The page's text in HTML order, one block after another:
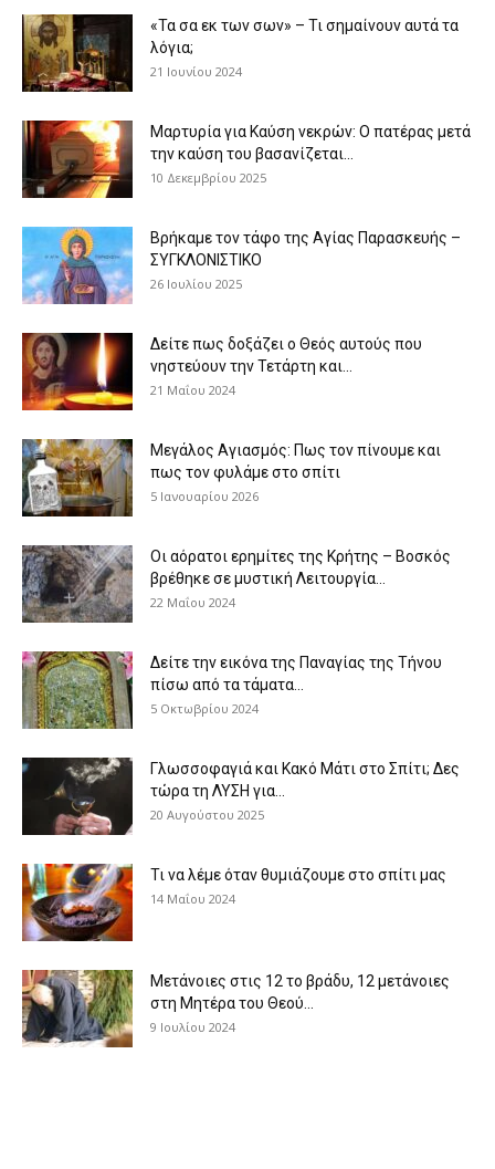
«Τα σα εκ των σων» – Τι σημαίνουν αυτά τα
λόγια;
21 Ιουνίου 2024
Μαρτυρία για Καύση νεκρών: Ο πατέρας μετά
την καύση του βασανίζεται...
10 Δεκεμβρίου 2025
Βρήκαμε τον τάφο της Αγίας Παρασκευής –
ΣΥΓΚΛΟΝΙΣΤΙΚΟ
26 Ιουλίου 2025
Δείτε πως δοξάζει ο Θεός αυτούς που
νηστεύουν την Τετάρτη και...
21 Μαΐου 2024
Μεγάλος Αγιασμός: Πως τον πίνουμε και
πως τον φυλάμε στο σπίτι
5 Ιανουαρίου 2026
Οι αόρατοι ερημίτες της Κρήτης – Βοσκός
βρέθηκε σε μυστική Λειτουργία...
22 Μαΐου 2024
Δείτε την εικόνα της Παναγίας της Τήνου
πίσω από τα τάματα...
5 Οκτωβρίου 2024
Γλωσσοφαγιά και Κακό Μάτι στο Σπίτι; Δες
τώρα τη ΛΥΣΗ για...
20 Αυγούστου 2025
Τι να λέμε όταν θυμιάζουμε στο σπίτι μας
14 Μαΐου 2024
Μετάνοιες στις 12 το βράδυ, 12 μετάνοιες
στη Μητέρα του Θεού...
9 Ιουλίου 2024